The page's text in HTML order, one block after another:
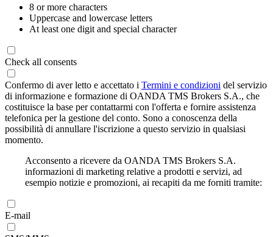
8 or more characters
Uppercase and lowercase letters
At least one digit and special character
Check all consents
Confermo di aver letto e accettato i Termini e condizioni del servizio
di informazione e formazione di OANDA TMS Brokers S.A., che
costituisce la base per contattarmi con l'offerta e fornire assistenza
telefonica per la gestione del conto. Sono a conoscenza della
possibilità di annullare l'iscrizione a questo servizio in qualsiasi
momento.
Acconsento a ricevere da OANDA TMS Brokers S.A.
informazioni di marketing relative a prodotti e servizi, ad
esempio notizie e promozioni, ai recapiti da me forniti tramite:
E-mail